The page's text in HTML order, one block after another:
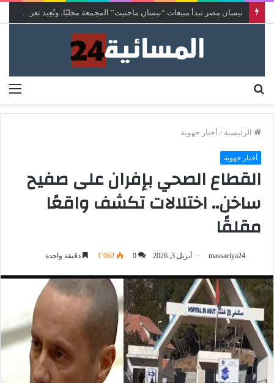
نيسان مصر تبدأ مبيعات “نيسان ماجنيت” المجمعة محليًا، وتُعِيد تعريف فئة السيارات الرياضية المدمجة متعددة الاستخدامات
الرئيسية / أخبار جهوية
أخبار جهوية
القطاع الصحي بإفران على صفيح
ساخن.. اختلالات تكشف واقعًا
مقلقًا
massaeiya24 أبريل 3, 2026 0 1٬062 دقيقة واحدة